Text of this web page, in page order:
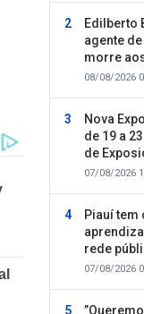
Edilberto
agente
morre
08/08/2026
Nova
de 19 a
de
07/08/2026
Piauí
rede
07/08/2026